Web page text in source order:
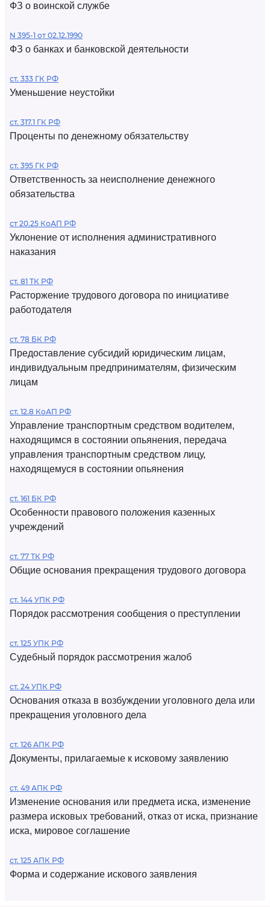
ФЗ о воинской службе
N 395-1 от 02.12.1990
ФЗ о банках и банковской деятельности
ст. 333 ГК РФ
Уменьшение неустойки
ст. 317.1 ГК РФ
Проценты по денежному обязательству
ст. 395 ГК РФ
Ответственность за неисполнение денежного
обязательства
ст 20.25 КоАП РФ
Уклонение от исполнения административного
наказания
ст. 81 ТК РФ
Расторжение трудового договора по инициативе
работодателя
ст. 78 БК РФ
Предоставление субсидий юридическим лицам,
индивидуальным предпринимателям, физическим
лицам
ст. 12.8 КоАП РФ
Управление транспортным средством водителем,
находящимся в состоянии опьянения, передача
управления транспортным средством лицу,
находящемуся в состоянии опьянения
ст. 161 БК РФ
Особенности правового положения казенных
учреждений
ст. 77 ТК РФ
Общие основания прекращения трудового договора
ст. 144 УПК РФ
Порядок рассмотрения сообщения о преступлении
ст. 125 УПК РФ
Судебный порядок рассмотрения жалоб
ст. 24 УПК РФ
Основания отказа в возбуждении уголовного дела или
прекращения уголовного дела
ст. 126 АПК РФ
Документы, прилагаемые к исковому заявлению
ст. 49 АПК РФ
Изменение основания или предмета иска, изменение
размера исковых требований, отказ от иска, признание
иска, мировое соглашение
ст. 125 АПК РФ
Форма и содержание искового заявления